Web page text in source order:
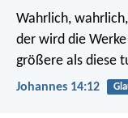
Wahrlich,
der wird die
größere als diese
Johannes 14:12